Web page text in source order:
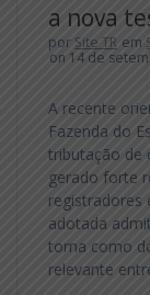
a nova
por Site TR em
on 14 de
A recente
Fazenda do
tributação de
gerado forte
registradores
adotada
torna como
relevante